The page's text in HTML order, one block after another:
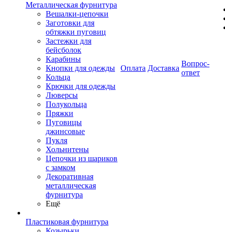
Металлическая фурнитура
Вешалки-цепочки
Заготовки для
обтяжки пуговиц
Застежки для
бейсболок
Карабины
Кнопки для одежды
Кольца
Крючки для одежды
Люверсы
Полукольца
Пряжки
Пуговицы
джинсовые
Пукля
Хольнитены
Цепочки из шариков
с замком
Декоративная
металлическая
фурнитура
Ещё
Пластиковая фурнитура
Оплата Доставка
Вопрос-
ответ